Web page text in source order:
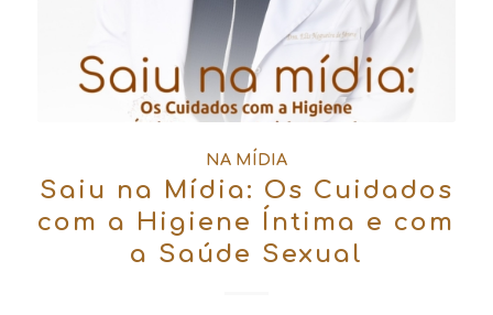
NA MÍDIA
Saiu na Mídia: Os Cuidados
com a Higiene Íntima e com
a Saúde Sexual